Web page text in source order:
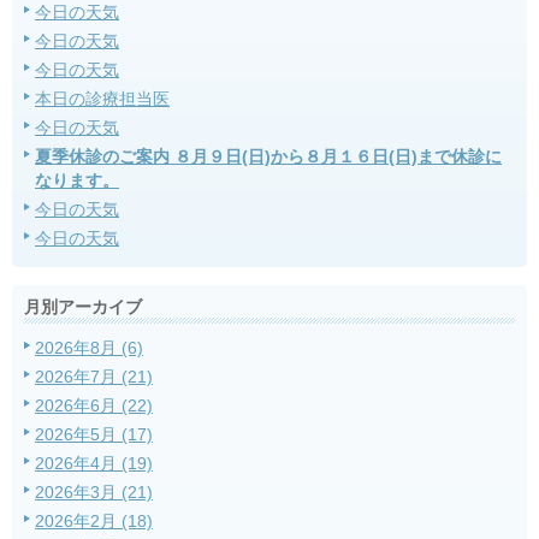
今日の天気
今日の天気
今日の天気
本日の診療担当医
今日の天気
夏季休診のご案内 ８月９日(日)から８月１６日(日)まで休診に
なります。
今日の天気
今日の天気
月別アーカイブ
2026年8月 (6)
2026年7月 (21)
2026年6月 (22)
2026年5月 (17)
2026年4月 (19)
2026年3月 (21)
2026年2月 (18)